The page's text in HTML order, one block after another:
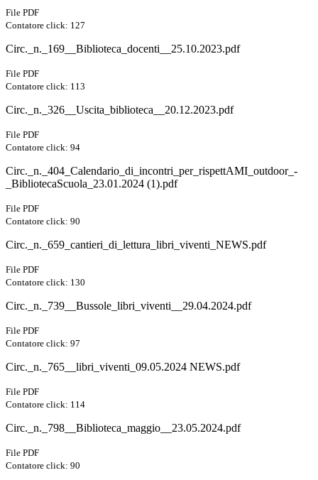
File PDF
Contatore click: 127
Circ._n._169__Biblioteca_docenti__25.10.2023.pdf
File PDF
Contatore click: 113
Circ._n._326__Uscita_biblioteca__20.12.2023.pdf
File PDF
Contatore click: 94
Circ._n._404_Calendario_di_incontri_per_rispettAMI_outdoor_-
_BibliotecaScuola_23.01.2024 (1).pdf
File PDF
Contatore click: 90
Circ._n._659_cantieri_di_lettura_libri_viventi_NEWS.pdf
File PDF
Contatore click: 130
Circ._n._739__Bussole_libri_viventi__29.04.2024.pdf
File PDF
Contatore click: 97
Circ._n._765__libri_viventi_09.05.2024 NEWS.pdf
File PDF
Contatore click: 114
Circ._n._798__Biblioteca_maggio__23.05.2024.pdf
File PDF
Contatore click: 90